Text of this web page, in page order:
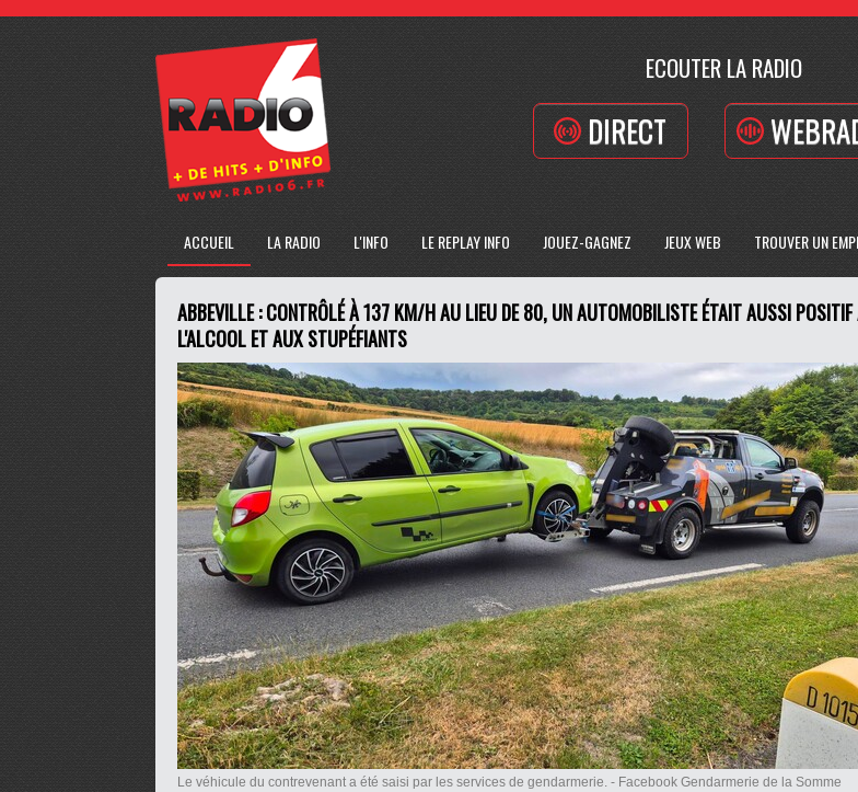
ECOUTER LA RADIO
DIRECT
ACCUEIL LA RADIO L'INFO LE REPLAY INFO JOUEZ-GAGNEZ JEUX WEB TROUVER UN
ABBEVILLE : CONTRÔLÉ À 137 KM/H AU LIEU DE 80, UN AUTOMOBILISTE ÉTAIT AUSSI POSITIF
L'ALCOOL ET AUX STUPÉFIANTS
Le véhicule du contrevenant a été saisi par les services de gendarmerie. - Facebook Gendarmerie de la Somme